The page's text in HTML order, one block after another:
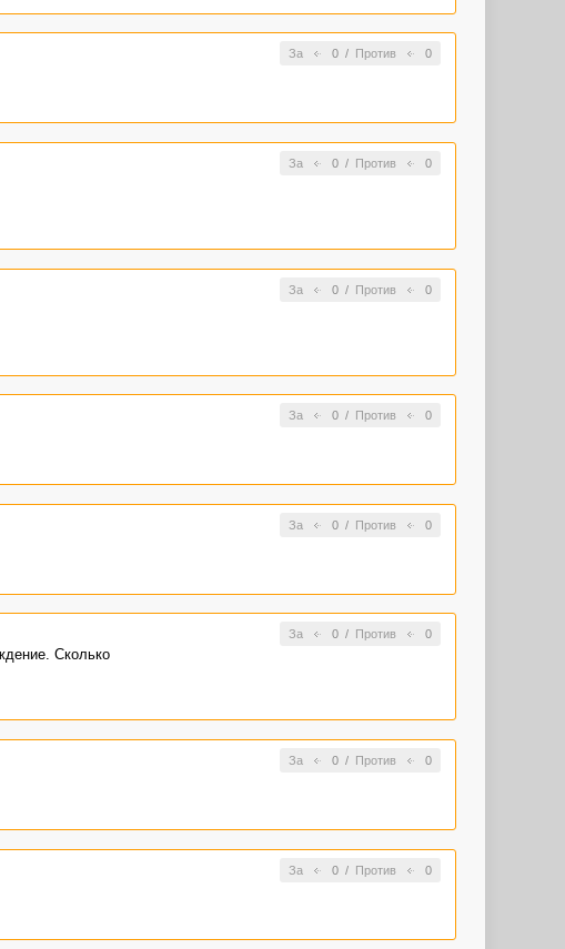
За 0/ Против 0
За 0/ Против 0
За 0/ Против 0
За 0/ Против 0
За 0/ Против 0
За 0/ Против 0
Сколько
За 0/ Против 0
За 0/ Против 0